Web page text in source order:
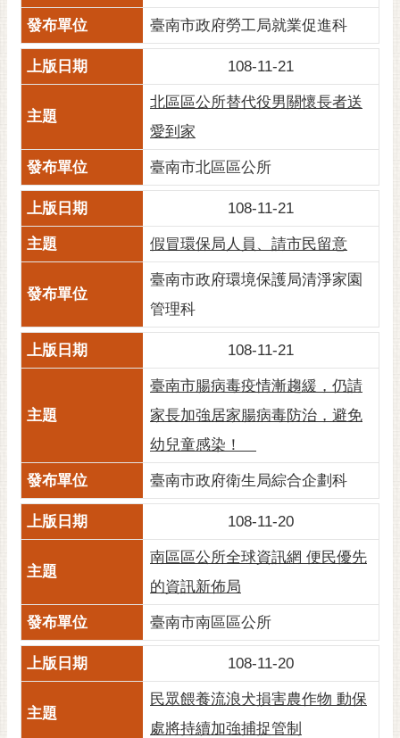
閱
電
子
報
市
民
信
箱
English
日
本
權
全
策
網
資
料
開
放
宣
告
市
交
臺南市政府勞工局就業促進科
108-11-21
北區區公所替代役男關懷長者送
愛到家
臺南市北區區公所
108-11-21
假冒環保局人員、請市民留意
臺南市政府環境保護局清淨家園
管理科
108-11-21
臺南市腸病毒疫情漸趨緩，仍請
家長加強居家腸病毒防治，避免
幼兒童感染！
臺南市政府衛生局綜合企劃科
108-11-20
南區區公所全球資訊網 便民優先
的資訊新佈局
臺南市南區區公所
108-11-20
民眾餵養流浪犬損害農作物 動保
處將持續加強捕捉管制